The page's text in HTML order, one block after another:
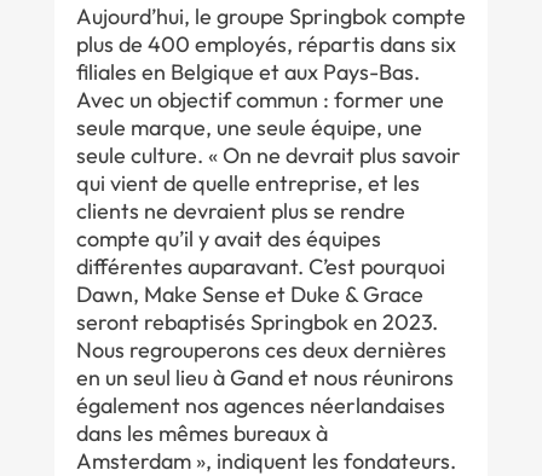
Aujourd’hui, le groupe Springbok compte
plus de 400 employés, répartis dans six
filiales en Belgique et aux Pays-Bas.
Avec un objectif commun : former une
seule marque, une seule équipe, une
seule culture. « On ne devrait plus savoir
qui vient de quelle entreprise, et les
clients ne devraient plus se rendre
compte qu’il y avait des équipes
différentes auparavant. C’est pourquoi
Dawn, Make Sense et Duke & Grace
seront rebaptisés Springbok en 2023.
Nous regrouperons ces deux dernières
en un seul lieu à Gand et nous réunirons
également nos agences néerlandaises
dans les mêmes bureaux à
Amsterdam », indiquent les fondateurs.